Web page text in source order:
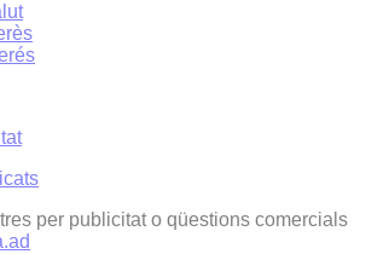
per publicitat o qüestions comercials